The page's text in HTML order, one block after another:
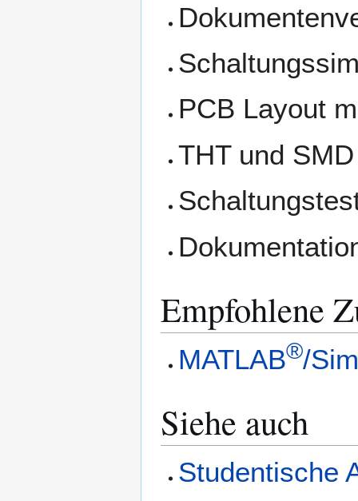
PCB Layout
THT und
Empfohlene
MATLAB®/
Siehe auch
Studentische